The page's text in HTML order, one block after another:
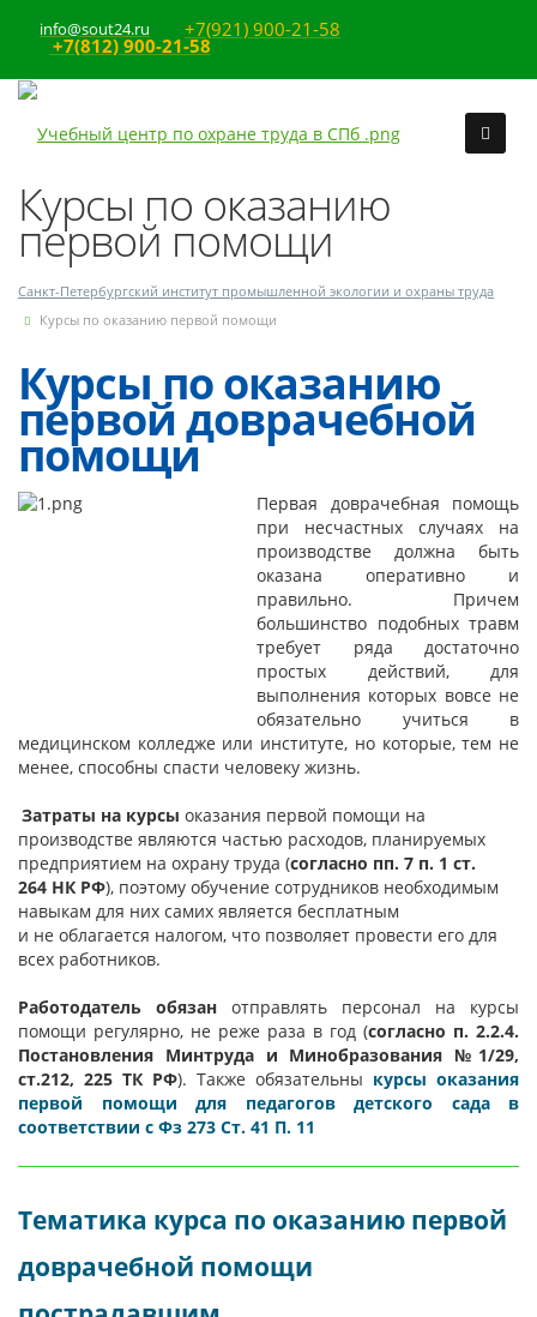
info@sout24.ru +7(921) 900-21-58
+7(812) 900-21-58
Курсы по оказанию
первой помощи
Санкт-Петербургский институт промышленной экологии и охраны труда
Курсы по оказанию первой помощи
Курсы по оказанию
первой доврачебной
помощи
Первая доврачебная помощь
при несчастных случаях на
производстве должна быть
оказана оперативно и
правильно. Причем
большинство подобных травм
требует ряда достаточно
простых действий, для
выполнения которых вовсе не
обязательно учиться в
медицинском колледже или институте, но которые, тем не
менее, способны спасти человеку жизнь.
Затраты на курсы оказания первой помощи на
производстве являются частью расходов, планируемых
предприятием на охрану труда (согласно пп. 7 п. 1 ст.
264 НК РФ), поэтому обучение сотрудников необходимым
навыкам для них самих является бесплатным
и не облагается налогом, что позволяет провести его для
всех работников.
Работодатель обязан отправлять персонал на курсы
помощи регулярно, не реже раза в год (согласно п. 2.2.4.
Постановления Минтруда и Минобразования №1/29,
ст.212, 225 ТК РФ). Также обязательны курсы оказания
первой помощи для педагогов детского сада в
соответствии с Фз 273 Ст. 41 П. 11
Тематика курса по оказанию первой
доврачебной помощи